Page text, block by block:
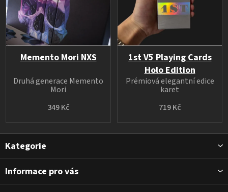
Memento Mori NXS
349 Kč
Druhá generace Memento
Mori
1st V5 Playing Cards
Holo Edition
719 Kč
Prémiová elegantní edice
karet
Z
p
Kategorie
Informace pro vás